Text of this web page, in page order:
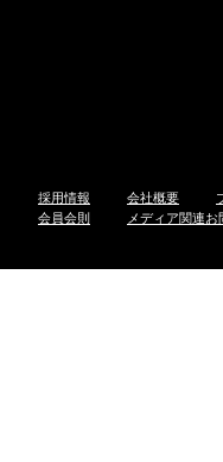
採用情報 会社概要
会員会則
メディア関連お